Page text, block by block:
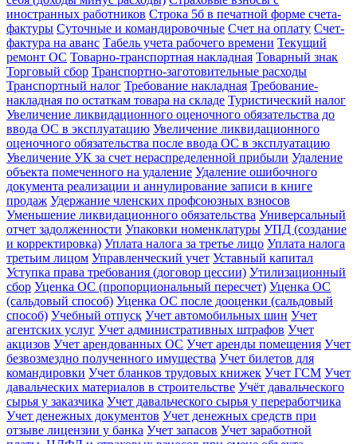
иностранных работников Строка 5б в печатной форме счета-
фактуры Суточные и командировочные Счет на оплату Счет-
фактура на аванс Табель учета рабочего времени Текущий
ремонт ОС Товарно-транспортная накладная Товарный знак
Торговый сбор Транспортно-заготовительные расходы
Транспортный налог Требование накладная Требование-
накладная по остаткам товара на складе Туристический налог
Увеличение ликвидационного оценочного обязательства до
ввода ОС в эксплуатацию Увеличение ликвидационного
оценочного обязательства после ввода ОС в эксплуатацию
Увеличение УК за счет нераспределенной прибыли Удаление
объекта помеченного на удаление Удаление ошибочного
документа реализации и аннулирование записи в книге
продаж Удержание членских профсоюзных взносов
Уменьшение ликвидационного обязательства Универсальный
отчет задолженности Упаковки номенклатуры УПД (создание
и корректировка) Уплата налога за третье лицо Уплата налога
третьим лицом Управленческий учет Уставный капитал
Уступка права требования (договор цессии) Утилизационный
сбор Уценка ОС (пропорциональный пересчет) Уценка ОС
(сальдовый способ) Уценка ОС после дооценки (сальдовый
способ) Учебный отпуск Учет автомобильных шин Учет
агентских услуг Учет административных штрафов Учет
акцизов Учет арендованных ОС Учет аренды помещения Учет
безвозмездно полученного имущества Учет билетов для
командировки Учет бланков трудовых книжек Учет ГСМ Учет
давальческих материалов в строительстве Учёт давальческого
сырья у заказчика Учет давальческого сырья у переработчика
Учет денежных документов Учет денежных средств при
отзыве лицензии у банка Учет запасов Учет заработной